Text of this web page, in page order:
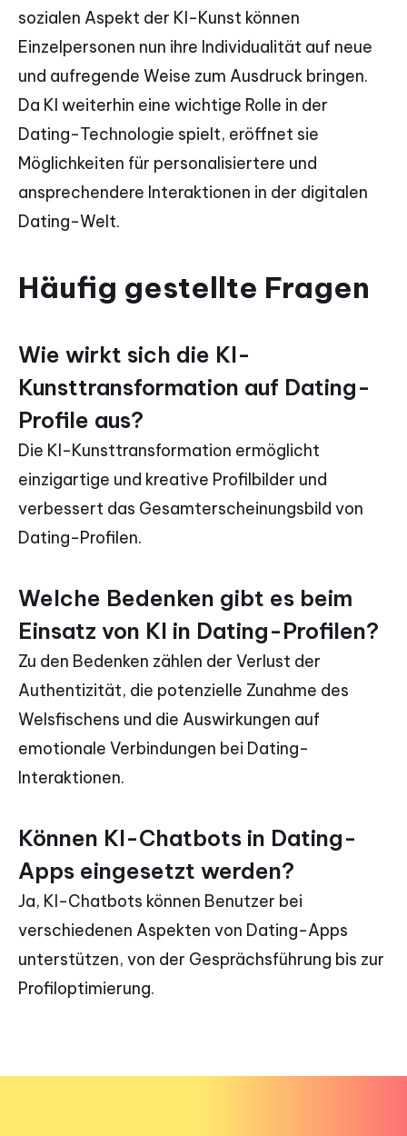
sozialen Aspekt der KI-Kunst können
Einzelpersonen nun ihre Individualität auf neue
und aufregende Weise zum Ausdruck bringen.
Da KI weiterhin eine wichtige Rolle in der
Dating-Technologie spielt, eröffnet sie
Möglichkeiten für personalisiertere und
ansprechendere Interaktionen in der digitalen
Dating-Welt.
Häufig gestellte Fragen
Wie wirkt sich die KI-
Kunsttransformation auf Dating-
Profile aus?
Die KI-Kunsttransformation ermöglicht
einzigartige und kreative Profilbilder und
verbessert das Gesamterscheinungsbild von
Dating-Profilen.
Welche Bedenken gibt es beim
Einsatz von KI in Dating-Profilen?
Zu den Bedenken zählen der Verlust der
Authentizität, die potenzielle Zunahme des
Welsfischens und die Auswirkungen auf
emotionale Verbindungen bei Dating-
Interaktionen.
Können KI-Chatbots in Dating-
Apps eingesetzt werden?
Ja, KI-Chatbots können Benutzer bei
verschiedenen Aspekten von Dating-Apps
unterstützen, von der Gesprächsführung bis zur
Profiloptimierung.